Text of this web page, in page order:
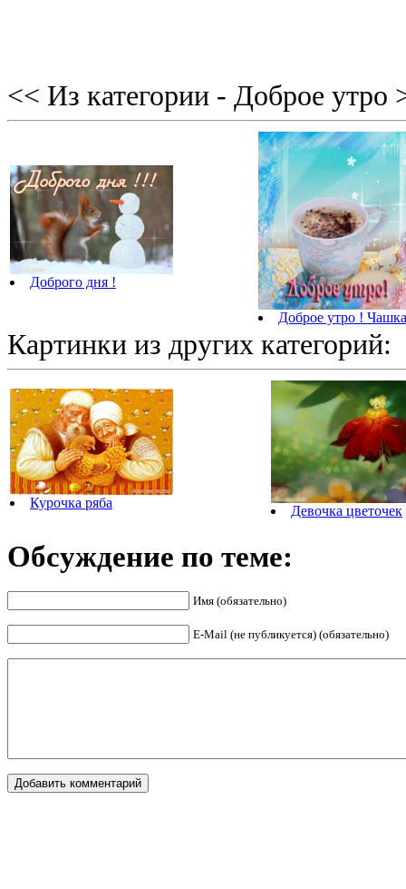
<< Из категории - Доброе утро
Доброго дня !
Доброе утро !
Картинки из других категорий:
Курочка ряба
Девочка цветочек
Обсуждение по теме:
Имя (обязательно)
E-Mail (не публикуется) (обязательно)